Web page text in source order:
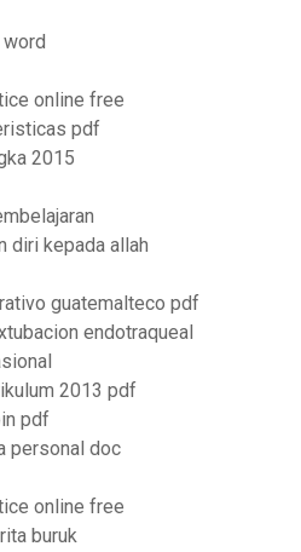
online free
pdf
2015
diri kepada allah
guatemalteco pdf
endotraqueal
2013 pdf
pdf
personal doc
online free
buruk